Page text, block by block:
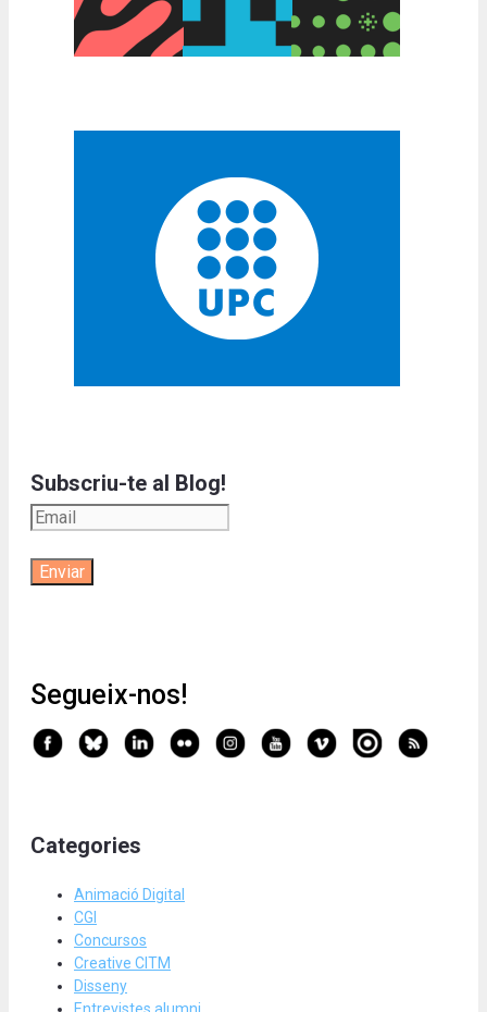
Subscriu-te al Blog!
Segueix-nos!
Categories
Animació Digital
CGI
Concursos
Creative CITM
Disseny